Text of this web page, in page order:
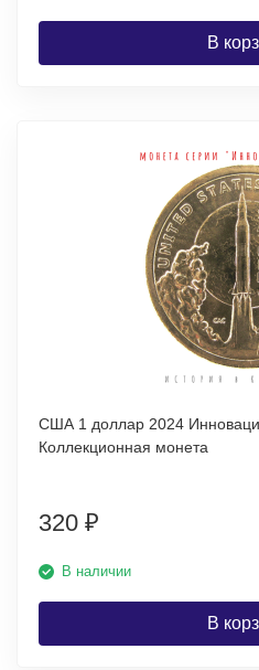
В
США 1 доллар 2024
Коллекционная монета
320 ₽
В наличии
В